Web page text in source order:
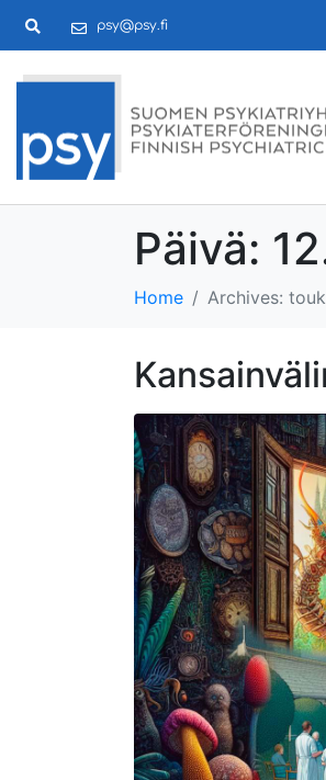
psy@psy.fi
Päivä:
Home Archives: